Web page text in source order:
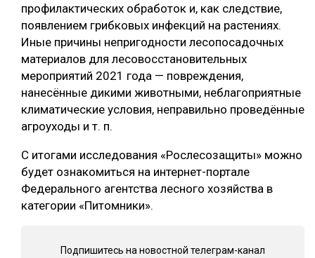
профилактических обработок и, как следствие,
появлением грибковых инфекций на растениях.
Иные причины непригодности лесопосадочных
материалов для лесовосстановительных
мероприятий 2021 года — повреждения,
нанесённые дикими животными, неблагоприятные
климатические условия, неправильно проведённые
агроуходы и т. п.
С итогами исследования «Рослесозащиты» можно
будет ознакомиться на интернет-портале
Федерального агентства лесного хозяйства в
категории «Питомники».
Подпишитесь на новостной телеграм-канал